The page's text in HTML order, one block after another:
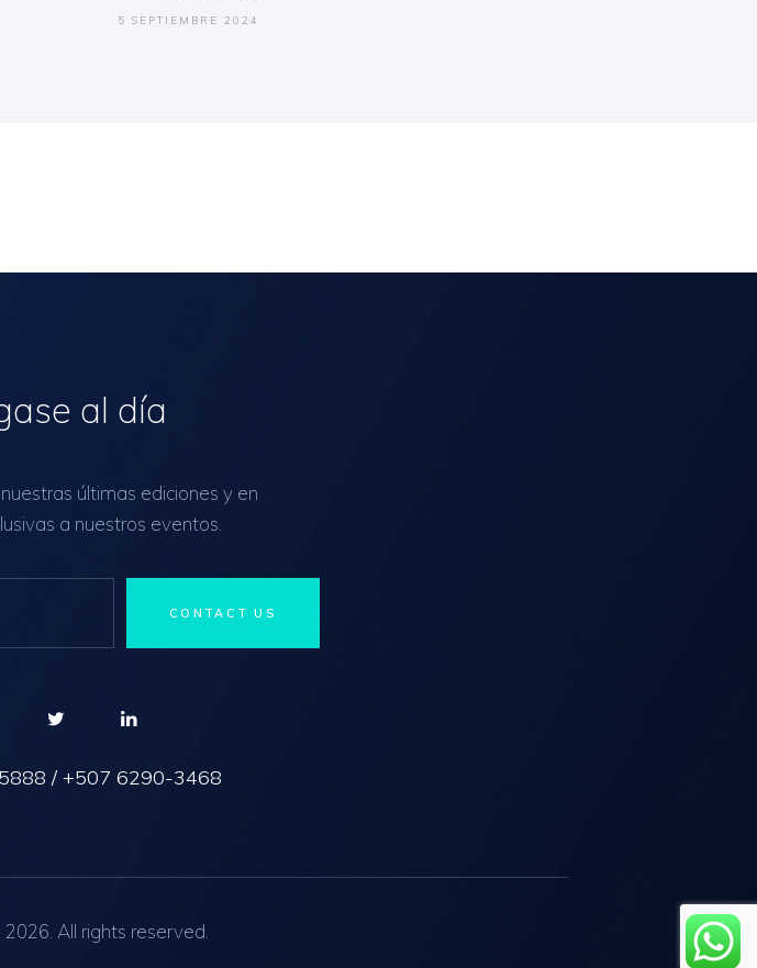
5 SEPTIEMBRE 2024
al día
últimas ediciones y en
a nuestros eventos.
/+507 6290-3468
All rights reserved.